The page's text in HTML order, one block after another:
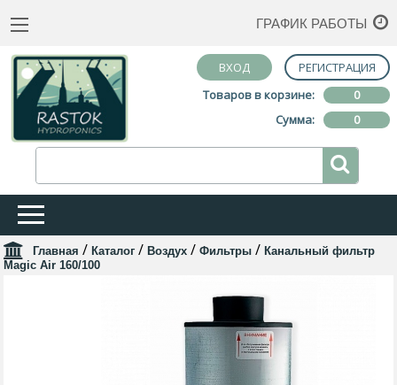
ГРАФИК РАБОТЫ
ВХОД
РЕГИСТРАЦИЯ
Товаров в корзине:
0
Сумма:
0
Главная / Каталог / Воздух / Фильтры / Канальный фильтр
Magic Air 160/100